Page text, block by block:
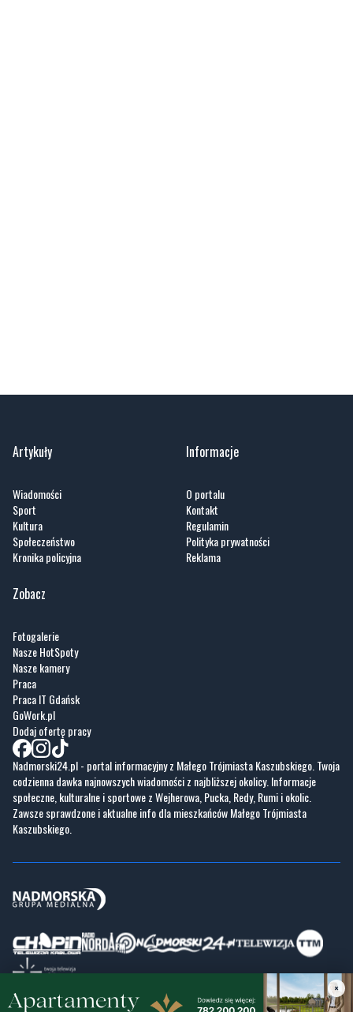
Artykuły
Wiadomości
Sport
Kultura
Społeczeństwo
Kronika policyjna
Informacje
O portalu
Kontakt
Regulamin
Polityka prywatności
Reklama
Zobacz
Fotogalerie
Nasze HotSpoty
Nasze kamery
Praca
Praca IT Gdańsk
GoWork.pl
Dodaj ofertę pracy
Nadmorski24.pl - portal informacyjny z Małego Trójmiasta Kaszubskiego. Twoja
codzienna dawka najnowszych wiadomości z najbliższej okolicy. Informacje
społeczne, kulturalne i sportowe z Wejherowa, Pucka, Redy, Rumi i okolic.
Zawsze sprawdzone i aktualne info dla mieszkańców Małego Trójmiasta
Kaszubskiego.
Copyrights © Nadmorski24.pl 2026 r.
×